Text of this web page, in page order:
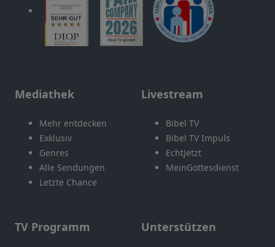
Mediathek
Mehr entdecken
Exklusiv
Genres
Alle Sendungen
Letzte Chance
Livestream
Bibel TV
Bibel TV Impuls
EchtJetzt
MeinGottesdienst
TV Programm Unterstützen